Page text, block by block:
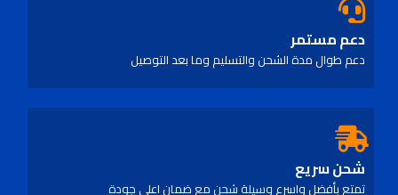
دعم مستمر
دعم طوال مدة الشحن والتسليم وما بعد التوصيل
شحن سريع
تمتع بأفضل واسرع وسيلة شحن مع ضمان اعلي جودة